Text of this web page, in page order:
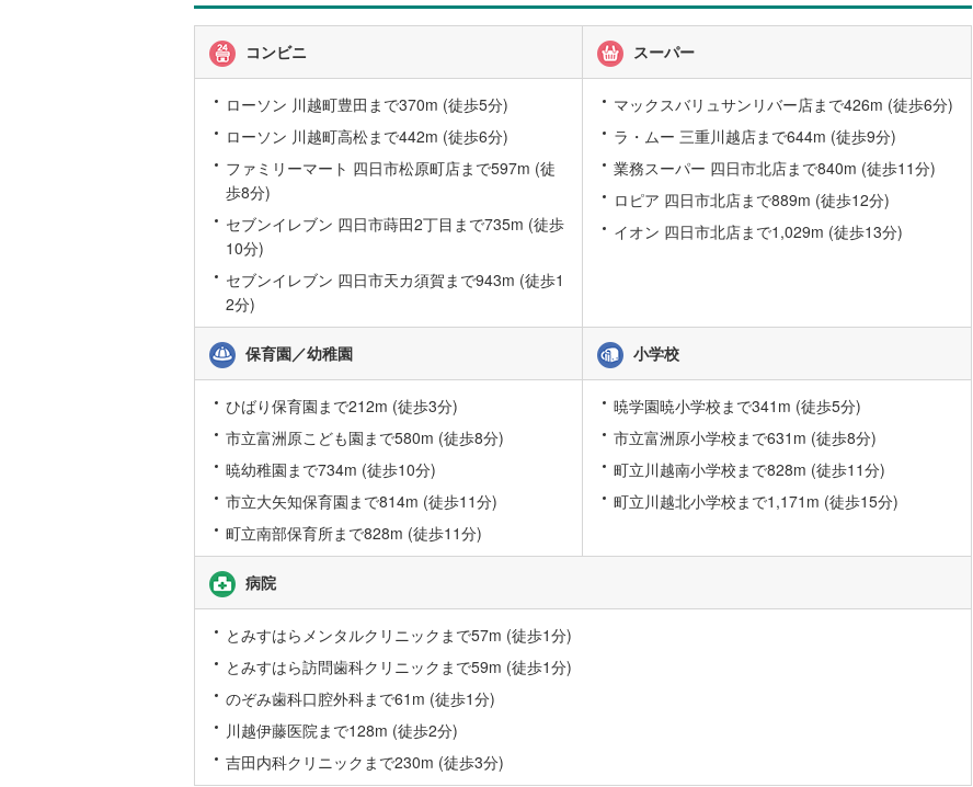
る
情
報
コンビニ スーパー
ローソン 川越町豊田まで370m (徒歩5分)
ローソン 川越町高松まで442m (徒歩6分)
ファミリーマート 四日市松原町店まで597m (徒
歩8分)
セブンイレブン 四日市蒔田2丁目まで735m (徒歩
10分)
セブンイレブン 四日市天カ須賀まで943m (徒歩1
2分)
マックスバリュサンリバー店まで426m (徒歩6分)
ラ・ムー 三重川越店まで644m (徒歩9分)
業務スーパー 四日市北店まで840m (徒歩11分)
ロピア 四日市北店まで889m (徒歩12分)
イオン 四日市北店まで1,029m (徒歩13分)
保育園／幼稚園 小学校
ひばり保育園まで212m (徒歩3分)
市立富洲原こども園まで580m (徒歩8分)
暁幼稚園まで734m (徒歩10分)
市立大矢知保育園まで814m (徒歩11分)
町立南部保育所まで828m (徒歩11分)
暁学園暁小学校まで341m (徒歩5分)
市立富洲原小学校まで631m (徒歩8分)
町立川越南小学校まで828m (徒歩11分)
町立川越北小学校まで1,171m (徒歩15分)
病院
とみすはらメンタルクリニックまで57m (徒歩1分)
とみすはら訪問歯科クリニックまで59m (徒歩1分)
のぞみ歯科口腔外科まで61m (徒歩1分)
川越伊藤医院まで128m (徒歩2分)
吉田内科クリニックまで230m (徒歩3分)